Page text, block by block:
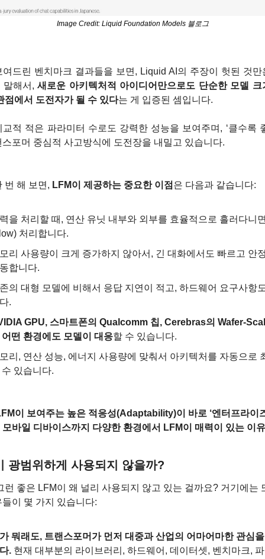
Image Credit: Liquid Foundation Models 블로그
여드린 벤치마크 결과들을 보면, Liquid AI의 주장이 헛된 것만
해서, 새로운 아키텍처적 아이디어만으로도 단순한 모델 크
점에서 도전자가 될 수 있다는 게 입증된 셈입니다.
교적 적은 파라미터 수로도 강력한 성능을 보여주며, ‘클수록
포머 중심적 사고방식에 도전장을 내밀고 있습니다.
번 해 보면, LFM이 제공하는 중요한 이점 은 다음과 같습니다:
을 처리할 때, 연산 유닛 내부와 외부를 효율적으로 흘러다니
처리합니다.
리 사용량이 크게 증가하지 않아서, 긴 대화에서도 빠르고 안
합니다.
의 대형 모델에 비해서 응답 지연이 적고, 하드웨어 요구사항
.
GPU, 스마트폰의 Qualcomm 칩, Cerebras의 Wafer-
어떤 환경에도 모델이 대응할 수 있습니다.
리, 연산 성능, 에너지 사용량에 맞춰서 아키텍처를 자동으로
수 있습니다.
이 보여주는 높은 적응성(Adaptability)이 바로 ‘엔터프라이
바일 디바이스까지 다양한 환경에서 LFM이 매력이 있는 이유
광범위하게 사용되지 않을까?
런 좋은 LFM이 왜 널리 사용되지 않고 있는 걸까요? 거기에는
이 몇 가지 있습니다:
뭐래도, 트랜스포머가 먼저 대중과 산업의 어마어마한 관심
. 현재 대부분의 라이브러리, 하드웨어, 데이터셋, 벤치마크,